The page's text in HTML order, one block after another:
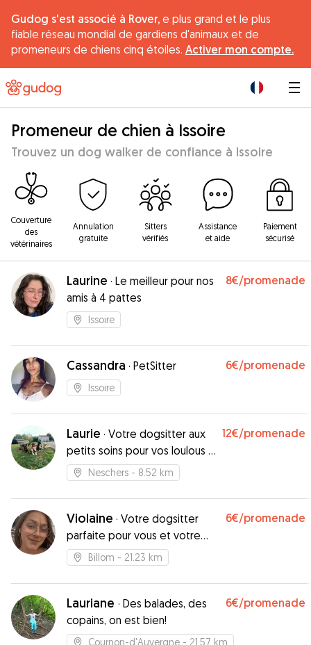
Gudog s'est associé à Rover, e plus grand et le plus
fiable réseau mondial de gardiens d'animaux et de
promeneurs de chiens cinq étoiles. Activer mon compte.
Promeneur de chien à Issoire
Trouvez un dog walker de confiance à Issoire
Couverture
des
vétérinaires
Annulation
gratuite
Sitters
vérifiés
Assistance
et aide
Paiement
sécurisé
Laurine · Le meilleur pour nos
amis à 4 pattes
8€/promenade
Issoire
Cassandra · PetSitter 6€/promenade
Issoire
Laurie · Votre dogsitter aux
petits soins pour vos loulous à
4 pattes
12€/promenade
Neschers - 8.52 km
Violaine · Votre dogsitter
parfaite pour vous et votre
toutou
6€/promenade
Billom - 21.23 km
Lauriane · Des balades, des
copains, on est bien!
6€/promenade
Cournon-d'Auvergne - 21.57 km